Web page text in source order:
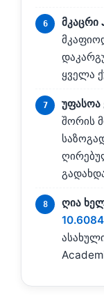
მკაცრი
ყველა
უფასოა
შორის
ღია